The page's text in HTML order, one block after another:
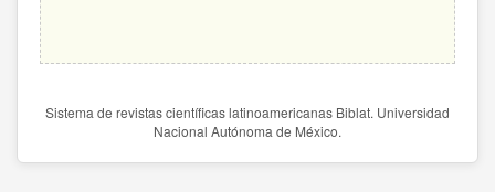
Sistema de revistas científicas latinoamericanas Biblat. Universidad
Nacional Autónoma de México.